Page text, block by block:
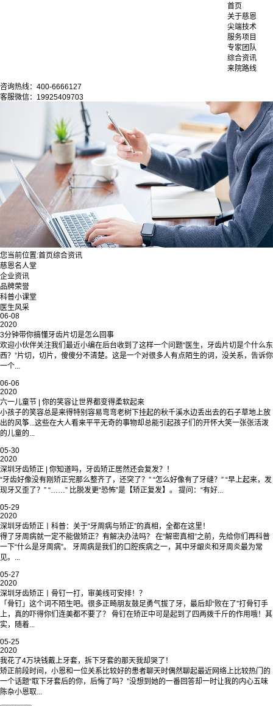
首页
关于慈恩
尖端技术
服务项目
专家团队
综合资讯
来院路线
咨询热线：400-6666127
客服微信：19925409703
您当前位置:首页综合资讯
慈恩名人堂
企业资讯
品牌荣誉
科普小课堂
医生风采
06-08
2020
3分钟带你搞懂牙齿片切是怎么回事
欢迎小伙伴关注我们最近小编在后台收到了这样一个问题“医生，牙齿片切是个什么东
西？”片切，切片，傻傻分不清楚。这是一个对很多人有点陌生的词，没关系，告诉你
一个...
06-06
2020
六一儿童节 | 你的笑容让世界都变得柔软起来
小孩子的笑容总是来得特别容易弯弯老树下挂起的秋千溪水边丢出去的石子草地上放
出的风筝...这些在大人看来平平无奇的事物却总能引起孩子们的开怀大笑一张张活泼
的儿童的...
05-30
2020
深圳牙齿矫正 | 你知道吗，牙齿矫正居然还会复发？！
“牙齿好像没有刚矫正完那么整齐了，还突了？” “怎么好像有了牙缝？” “早上起来，发
现牙又歪了？” “……” 比脱发更“恐怖”是【矫正复发】。 提问：“有好...
05-29
2020
深圳牙齿矫正丨科普：关于“牙周病与矫正”的真相，全都在这里！
得了牙周病就一定不能做矫正？有解决办法吗？ 在“解密真相”之前，先给你们再科普
一下“什么是牙周病”。 牙周病是我们的口腔疾病之一，其中牙龈炎和牙周炎最为常
见。...
05-27
2020
深圳牙齿矫正丨骨钉一打，审美线可安排！？
「骨钉」这个词不陌生吧。很多正畸朋友鼓足勇气拔了牙，最后却“败在了”打骨钉手
上，真的吓得你们连美都不要了？ 骨钉在矫正中可是起到了四两拨千斤的作用哦！其
实，随着...
05-25
2020
我花了4万块钱戴上牙套，拆下牙套的那天我却哭了！
矫正前段时间，小恩和一位关系比较好的患者聊天时偶然聊起最近网络上比较热门的
一个话题“取下牙套后的你，后悔了吗？”没想到她的一番回答却一时让我的内心五味
陈杂小恩取...